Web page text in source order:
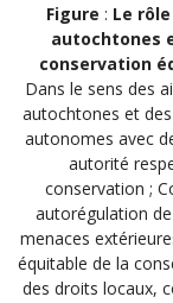
Figure : Le
autochtones
conservation
Dans le sens des
autochtones et
autonomes avec
autorité
conservation ;
autorégulation
menaces
équitable de la
des droits locaux,